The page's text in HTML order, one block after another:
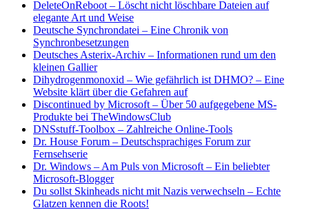
DeleteOnReboot – Löscht nicht löschbare Dateien auf
elegante Art und Weise
Deutsche Synchrondatei – Eine Chronik von
Synchronbesetzungen
Deutsches Asterix-Archiv – Informationen rund um den
kleinen Gallier
Dihydrogenmonoxid – Wie gefährlich ist DHMO? – Eine
Website klärt über die Gefahren auf
Discontinued by Microsoft – Über 50 aufgegebene MS-
Produkte bei TheWindowsClub
DNSstuff-Toolbox – Zahlreiche Online-Tools
Dr. House Forum – Deutschsprachiges Forum zur
Fernsehserie
Dr. Windows – Am Puls von Microsoft – Ein beliebter
Microsoft-Blogger
Du sollst Skinheads nicht mit Nazis verwechseln – Echte
Glatzen kennen die Roots!